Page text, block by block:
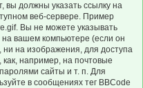
должны указать ссылку на
веб-сервере. Пример
Вы не можете указывать
вашем компьютере (если он
на изображения, для доступа
например, на почтовые
сайты и т. п. Для
в сообщениях тег BBCode